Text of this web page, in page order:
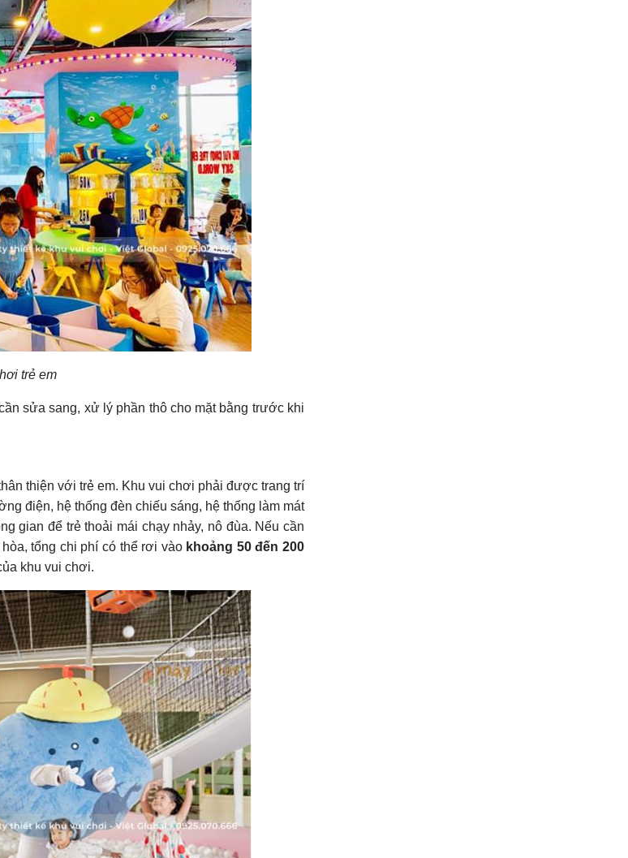
trẻ em
sửa sang, xử lý phần thô cho mặt bằng trước khi
thiện với trẻ em. Khu vui chơi phải được trang trí
điện, hệ thống đèn chiếu sáng, hệ thống làm mát
gian để trẻ thoải mái chạy nhảy, nô đùa. Nếu cần
tổng chi phí có thể rơi vào khoảng 50 đến 200
khu vui chơi.